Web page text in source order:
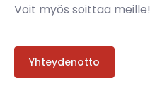
Voit myös soittaa meille!
Yhteydenotto